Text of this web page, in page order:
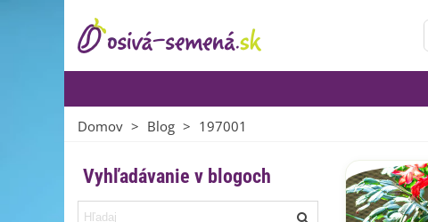
Domov > Blog > 197001
Vyhľadávanie v blogoch